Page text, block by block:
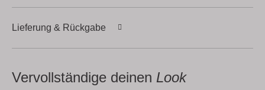
Lieferung & Rückgabe
Vervollständige deinen Look